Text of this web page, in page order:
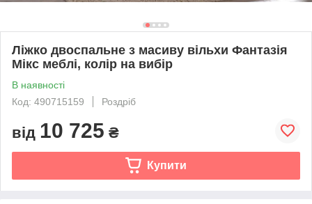
Ліжко двоспальне з масиву вільхи Фантазія
Мікс меблі, колір на вибір
В наявності
Код: 490715159
Роздріб
від 10 725 ₴
Купити